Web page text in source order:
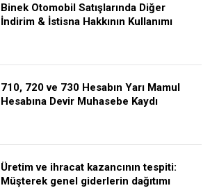
Binek Otomobil Satışlarında Diğer
İndirim & İstisna Hakkının Kullanımı
710, 720 ve 730 Hesabın Yarı Mamul
Hesabına Devir Muhasebe Kaydı
Üretim ve ihracat kazancının tespiti:
Müşterek genel giderlerin dağıtımı